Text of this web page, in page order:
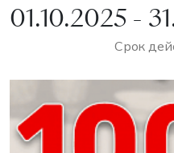
01.10.2025 -
Срок